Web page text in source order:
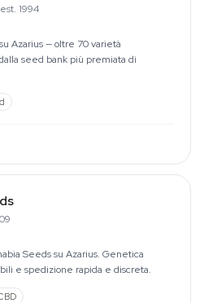
est. 1994
Azarius — oltre 70 varietà
seed bank più premiata di
Seeds su Azarius. Genetica
e spedizione rapida e discreta.